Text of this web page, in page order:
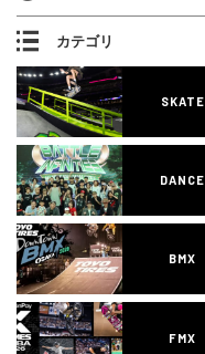
カテゴリ
SKATE
DANCE
BMX
FMX